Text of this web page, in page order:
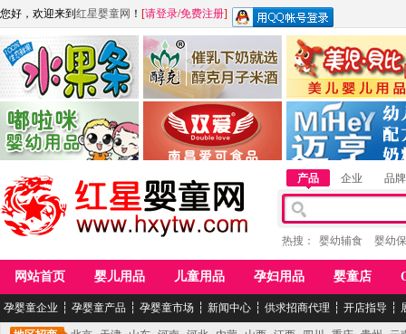
您好，欢迎来到 红星婴童网 ！ [请登录/免费注册]
江西麦嘟嘟食品有限公司
青岛嘟啦咪婴幼儿用品公司
江西醇之客月子米酒 惠州市美儿婴儿用品
湖南迈亨母婴用品有限
产品 企业 品牌
热搜： 婴幼辅食 婴幼
网站首页 婴儿用品 儿童用品 孕妇用品 婴童店
孕婴童企业 ┆ 孕婴童产品 ┆ 孕婴童市场 ┆ 新闻中心 ┆ 供求招商代理 ┆ 开店指导 ┆